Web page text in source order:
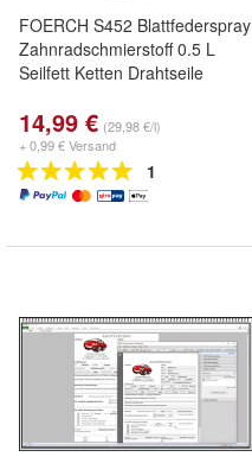
FOERCH S452 Blattfederspray
Zahnradschmierstoff 0.5 L
Seilfett Ketten Drahtseile
14,99 € (29,98 €/l)
+ 0,99 € Versand
1